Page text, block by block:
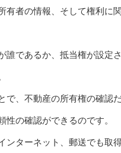
有者の情報、そして権利に
誰であるか、抵当権が設定
で、不動産の所有権の確認
の確認ができるのです。
ンターネット、郵送でも取